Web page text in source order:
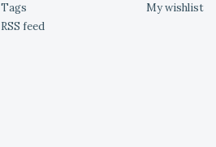
Tags
RSS feed
My wishlist